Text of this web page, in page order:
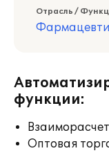
Отрасль /
функции:
Оптовая